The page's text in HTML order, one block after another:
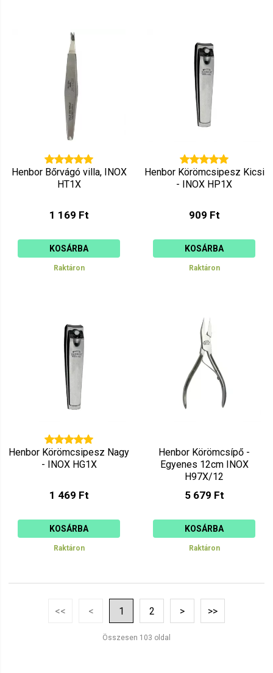
Henbor Bőrvágó villa, INOX
HT1X
1 169 Ft
KOSÁRBA
Raktáron
Henbor Körömcsipesz Kicsi
- INOX HP1X
909 Ft
KOSÁRBA
Raktáron
Henbor Körömcsipesz Nagy
- INOX HG1X
1 469 Ft
KOSÁRBA
Raktáron
Henbor Körömcsípő -
Egyenes 12cm INOX
H97X/12
5 679 Ft
KOSÁRBA
Raktáron
<< < 1 2 > >>
Összesen 103 oldal